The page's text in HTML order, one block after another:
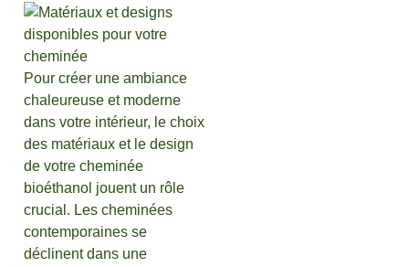
Pour créer une ambiance
chaleureuse et moderne
dans votre intérieur, le choix
des matériaux et le design
de votre cheminée
bioéthanol jouent un rôle
crucial. Les cheminées
contemporaines se
déclinent dans une